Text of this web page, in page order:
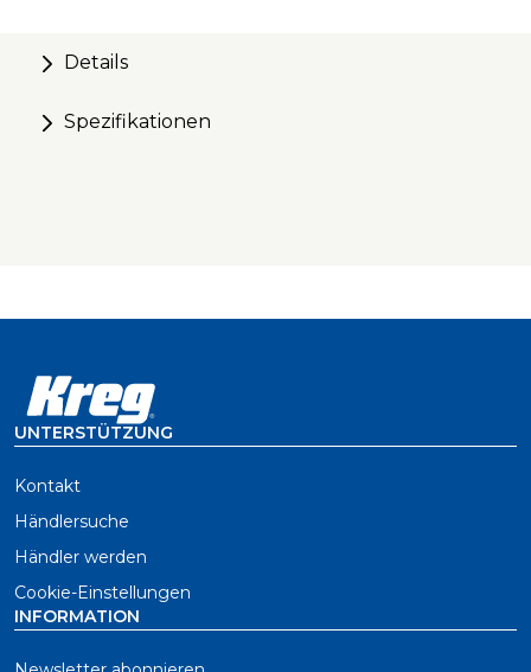
Details
Spezifikationen
UNTERSTÜTZUNG
Kontakt
Händlersuche
Händler werden
Cookie-Einstellungen
INFORMATION